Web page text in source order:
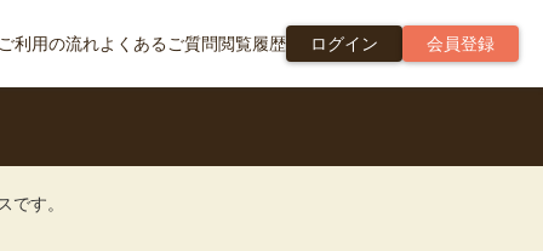
ご利用の流れよくあるご質問閲覧履歴 ログイン 会員登録
です。